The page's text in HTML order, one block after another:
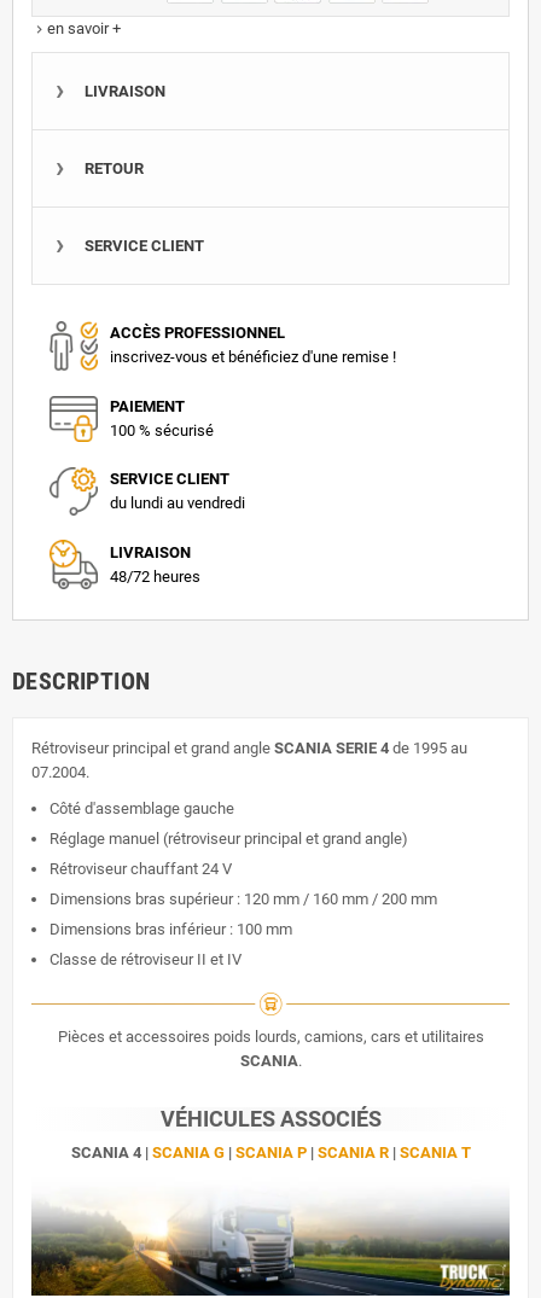
keyboard_arrow_right en savoir +
LIVRAISON
RETOUR
SERVICE CLIENT
ACCÈS PROFESSIONNEL
inscrivez-vous et bénéficiez d'une remise !
PAIEMENT
100 % sécurisé
SERVICE CLIENT
du lundi au vendredi
LIVRAISON
48/72 heures
DESCRIPTION
Rétroviseur principal et grand angle SCANIA SERIE 4 de 1995 au
07.2004.
Côté d'assemblage gauche
Réglage manuel (rétroviseur principal et grand angle)
Rétroviseur chauffant 24 V
Dimensions bras supérieur : 120 mm / 160 mm / 200 mm
Dimensions bras inférieur : 100 mm
Classe de rétroviseur II et IV
Pièces et accessoires poids lourds, camions, cars et utilitaires
SCANIA.
VÉHICULES ASSOCIÉS
SCANIA 4 | SCANIA G| SCANIA P| SCANIA R| SCANIA T